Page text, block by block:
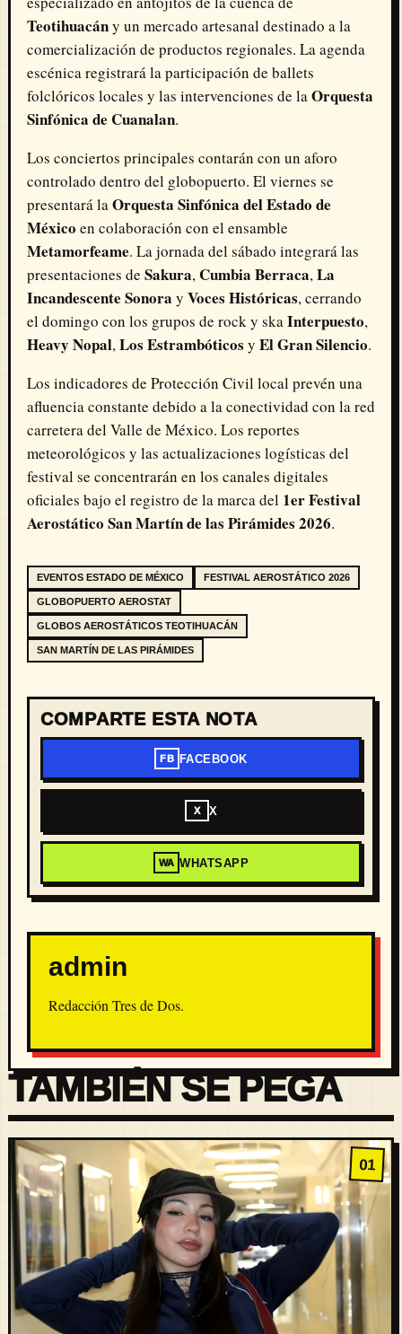
Teotihuacány un mercado artesanal destinado a la
comercialización de productos regionales. La agenda
escénica registrará la participación de ballets
folclóricos locales y las intervenciones de laOrquesta
Sinfónica de Cuanalan.
Los conciertos principales contarán con un aforo
controlado dentro del globopuerto. El viernes se
presentará laOrquesta Sinfónica del Estado de
México en colaboración con el ensamble
Metamorfeame. La jornada del sábado integrará las
presentaciones de Sakura, Cumbia Berraca,La
Incandescente Sonora y Voces Históricas, cerrando
el domingo con los grupos de rock y skaInterpuesto,
Heavy Nopal,Los Estrambóticos y El Gran Silencio.
Los indicadores de Protección Civil local prevén una
afluencia constante debido a la conectividad con la red
carretera del Valle de México. Los reportes
meteorológicos y las actualizaciones logísticas del
festival se concentrarán en los canales digitales
oficiales bajo el registro de la marca del 1er Festival
Aerostático San Martín de las Pirámides 2026.
EVENTOS ESTADO DE MÉXICO FESTIVAL AEROSTÁTICO 2026
GLOBOPUERTO AEROSTAT
GLOBOS AEROSTÁTICOS TEOTIHUACÁN
SAN MARTÍN DE LAS PIRÁMIDES
COMPARTE ESTA NOTA
FB FACEBOOK
X X
WA WHATSAPP
admin
Redacción Tres de Dos.
TAMBIÉN SE PEGA
01